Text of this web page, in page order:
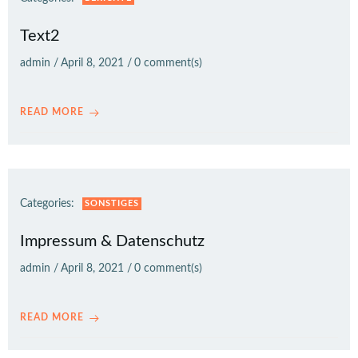
Text2
admin / April 8, 2021 / 0 comment(s)
READ MORE
Categories: SONSTIGES
Impressum & Datenschutz
admin / April 8, 2021 / 0 comment(s)
READ MORE